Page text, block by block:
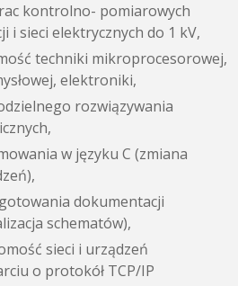
kontrolno- pomiarowych
i sieci elektrycznych do 1 kV,
techniki mikroprocesorowej,
elektroniki,
rozwiązywania
w języku C (zmiana
dokumentacji
schematów),
sieci i urządzeń
o protokół TCP/IP